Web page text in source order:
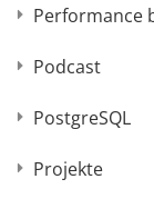
Performance
Podcast
PostgreSQL
Projekte